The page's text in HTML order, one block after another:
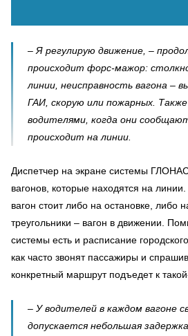
– Я регулирую движение, –
происходит форс-мажор:
линии, неисправность вагона –
ГАИ, скорую или пожарных.
водителями, когда они
происходит на линии.
Диспетчер на экране системы
вагонов, которые находятся на
вагон стоит либо на остановке, либо
треугольники – вагон в движении.
системы есть и расписание
как часто звонят пассажиры и
конкретный маршрут подъедет к
– У водителей в каждом вагоне
допускается небольшая